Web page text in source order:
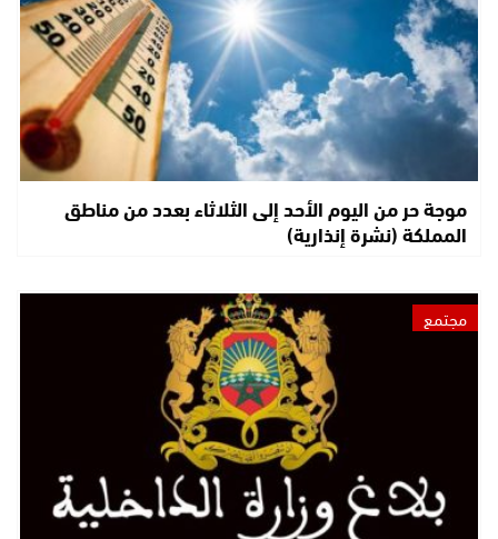
موجة حر من اليوم الأحد إلى الثلاثاء بعدد من مناطق
المملكة (نشرة إنذارية)
مجتمع